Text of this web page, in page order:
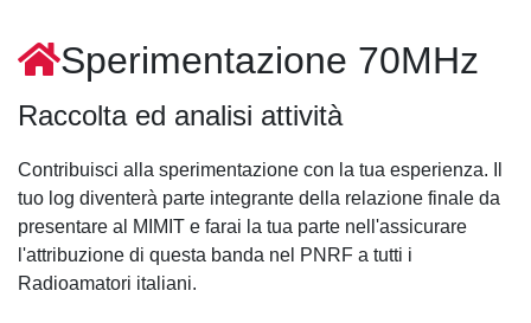
Sperimentazione 70MHz
Raccolta ed analisi attività
Contribuisci alla sperimentazione con la tua esperienza. Il
tuo log diventerà parte integrante della relazione finale da
presentare al MIMIT e farai la tua parte nell'assicurare
l'attribuzione di questa banda nel PNRF a tutti i
Radioamatori italiani.